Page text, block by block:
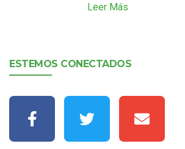
Leer Más
ESTEMOS CONECTADOS